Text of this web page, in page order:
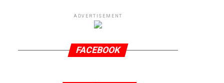
ADVERTISEMENT
FACEBOOK